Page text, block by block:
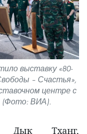
выставку «80-
– Счастья»,
центре с
(Фото: ВИА).
Дык Тханг,